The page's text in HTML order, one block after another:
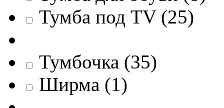
Тумба под TV (25)
Тумбочка (35)
Ширма (1)